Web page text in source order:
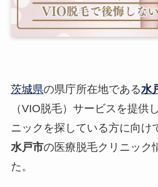
茨城県の県庁所在地である水
（VIO脱毛）サービスを提供
ニックを探している方に向け
水戸市の医療脱毛クリニック
た。